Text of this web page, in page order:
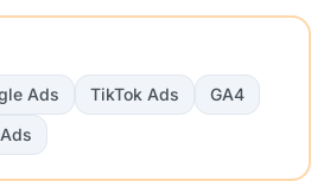
Ads TikTok Ads
GA4